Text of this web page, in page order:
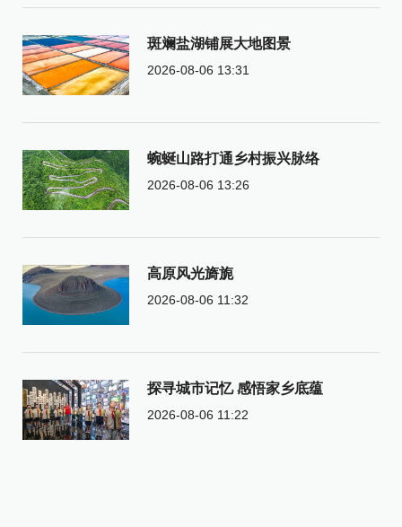
斑斓盐湖铺展大地图景
2026-08-06 13:31
蜿蜒山路打通乡村振兴脉络
2026-08-06 13:26
高原风光旖旎
2026-08-06 11:32
探寻城市记忆 感悟家乡底蕴
2026-08-06 11:22